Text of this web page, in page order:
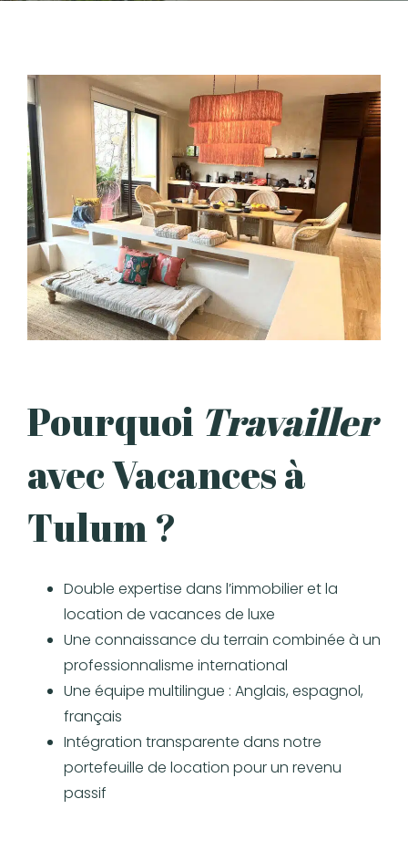
Pourquoi Travailler
avec Vacances à
Tulum ?
Double expertise dans l’immobilier et la
location de vacances de luxe
Une connaissance du terrain combinée à un
professionnalisme international
Une équipe multilingue : Anglais, espagnol,
français
Intégration transparente dans notre
portefeuille de location pour un revenu
passif